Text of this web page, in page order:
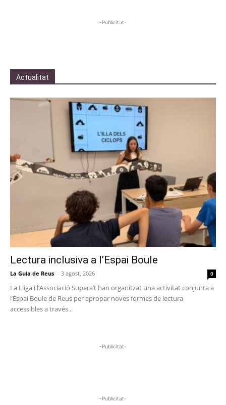
-Publicitat-
Actualitat
Lectura inclusiva a l’Espai Boule
La Guia de Reus - 3 agost, 2026 0
La Lliga i l’Associació Supera’t han organitzat una activitat conjunta a
l’Espai Boule de Reus per apropar noves formes de lectura
accessibles a través...
-Publicitat-
-Publicitat-